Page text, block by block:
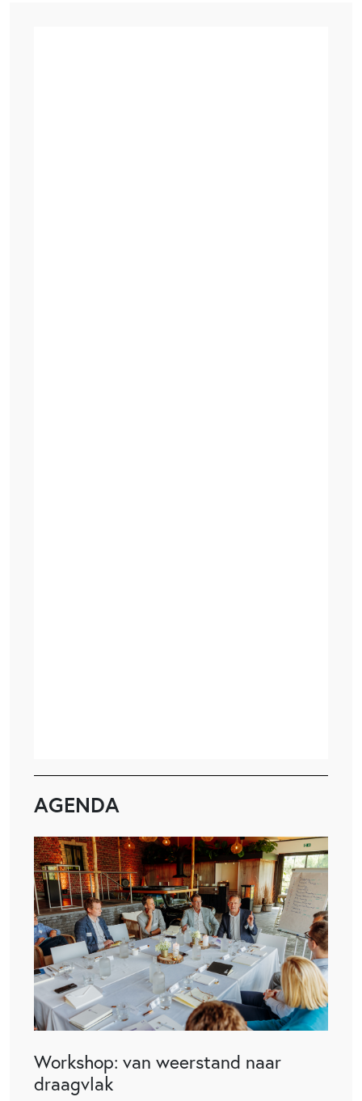
AGENDA
Workshop: van weerstand naar
draagvlak